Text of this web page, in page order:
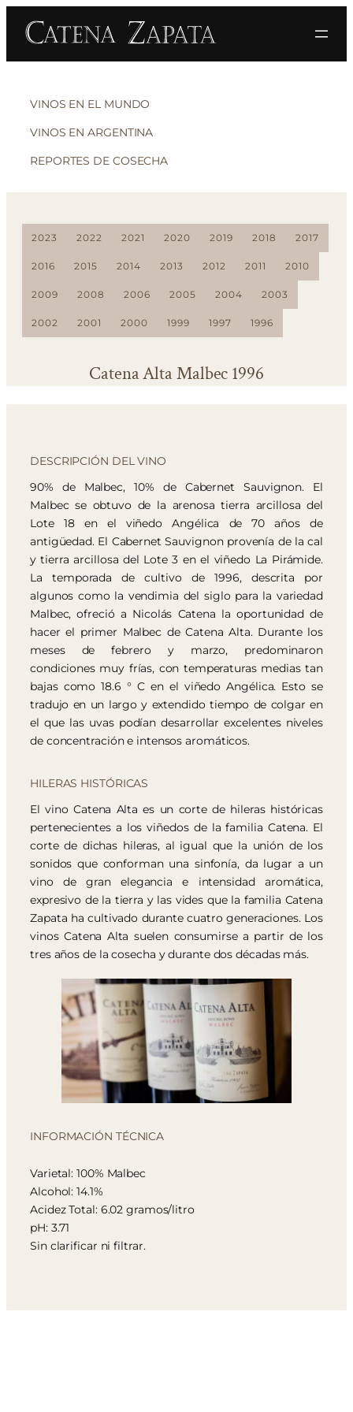
VINOS EN EL MUNDO
VINOS EN ARGENTINA
REPORTES DE COSECHA
2023 2022 2021 2020 2019 2018 2017
2016 2015 2014 2013 2012 2011 2010
2009 2008 2006 2005 2004 2003
2002 2001 2000 1999 1997 1996
Catena Alta Malbec 1996
DESCRIPCIÓN DEL VINO
90% de Malbec, 10% de Cabernet Sauvignon. El
Malbec se obtuvo de la arenosa tierra arcillosa del
Lote 18 en el viñedo Angélica de 70 años de
antigüedad. El Cabernet Sauvignon provenía de la cal
y tierra arcillosa del Lote 3 en el viñedo La Pirámide.
La temporada de cultivo de 1996, descrita por
algunos como la vendimia del siglo para la variedad
Malbec, ofreció a Nicolás Catena la oportunidad de
hacer el primer Malbec de Catena Alta. Durante los
meses de febrero y marzo, predominaron
condiciones muy frías, con temperaturas medias tan
bajas como 18.6 ° C en el viñedo Angélica. Esto se
tradujo en un largo y extendido tiempo de colgar en
el que las uvas podían desarrollar excelentes niveles
de concentración e intensos aromáticos.
HILERAS HISTÓRICAS
El vino Catena Alta es un corte de hileras históricas
pertenecientes a los viñedos de la familia Catena. El
corte de dichas hileras, al igual que la unión de los
sonidos que conforman una sinfonía, da lugar a un
vino de gran elegancia e intensidad aromática,
expresivo de la tierra y las vides que la familia Catena
Zapata ha cultivado durante cuatro generaciones. Los
vinos Catena Alta suelen consumirse a partir de los
tres años de la cosecha y durante dos décadas más.
INFORMACIÓN TÉCNICA
Varietal: 100% Malbec
Alcohol: 14.1%
Acidez Total: 6.02 gramos/litro
pH: 3.71
Sin clarificar ni filtrar.